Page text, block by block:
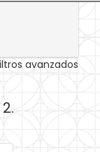
avanzados